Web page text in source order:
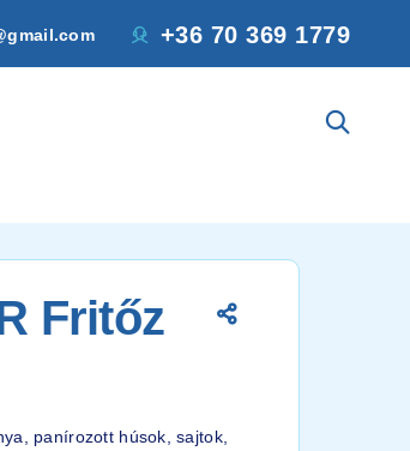
+36 70 369 1779
Fritőz
panírozott húsok, sajtok,